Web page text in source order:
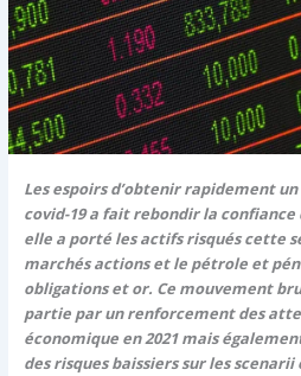
Les espoirs d’obtenir rapidement
covid-19 a fait rebondir la confiance
elle a porté les actifs risqués cette
marchés actions et le pétrole et
obligations et or. Ce mouvement
partie par un renforcement des
économique en 2021 mais
des risques baissiers sur les